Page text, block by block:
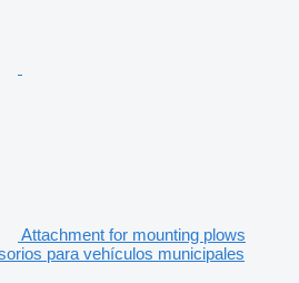
Attachment for mounting plows
para vehículos municipales